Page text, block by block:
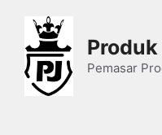
content
Pemasar